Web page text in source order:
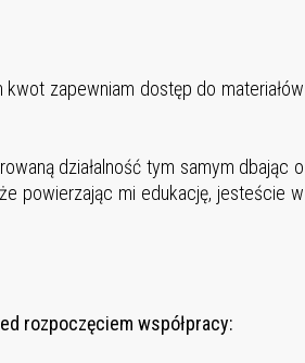
zapewniam dostęp do materiałów
działalność tym samym dbając o
powierzając mi edukację, jesteście w
rozpoczęciem współpracy: